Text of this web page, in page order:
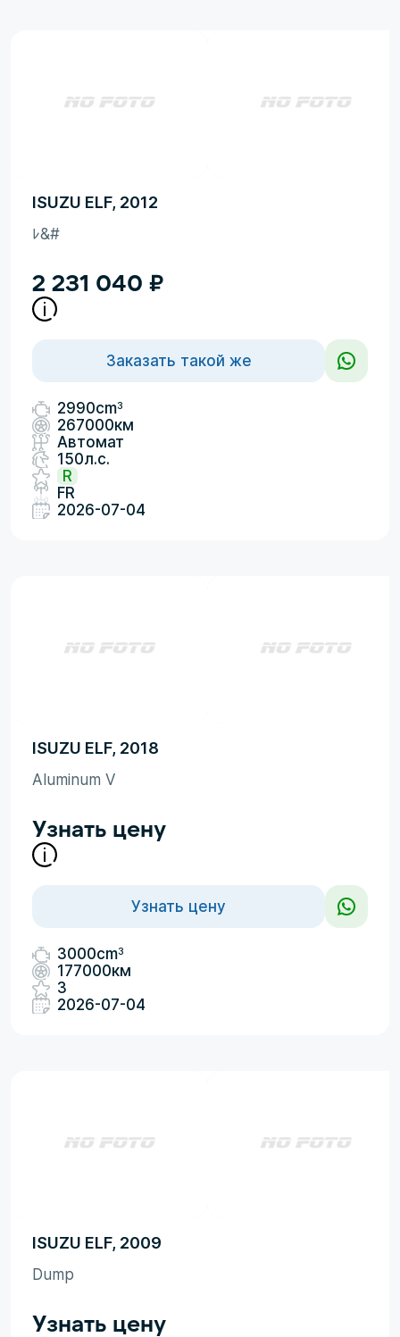
ISUZU ELF, 2012
ﾚ&#
2 231 040 ₽
Заказать такой же
2990cm3
267000км
Автомат
150л.с.
R
FR
2026-07-04
ISUZU ELF, 2018
Aluminum V
Узнать цену
Узнать цену
3000cm3
177000км
3
2026-07-04
ISUZU ELF, 2009
Dump
Узнать цену